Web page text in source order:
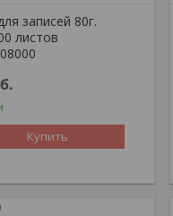
записей 80г.
листов
Купить